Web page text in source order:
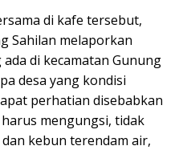
di kafe tersebut,
Sahilan melaporkan
di kecamatan Gunung
desa yang kondisi
perhatian disebabkan
mengungsi, tidak
kebun terendam air,